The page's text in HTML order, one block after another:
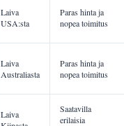
Laiva
USA:sta
Paras hinta ja
nopea toimitus
Laiva
Australiasta
Paras hinta ja
nopea toimitus
Laiva
Saatavilla
erilaisia